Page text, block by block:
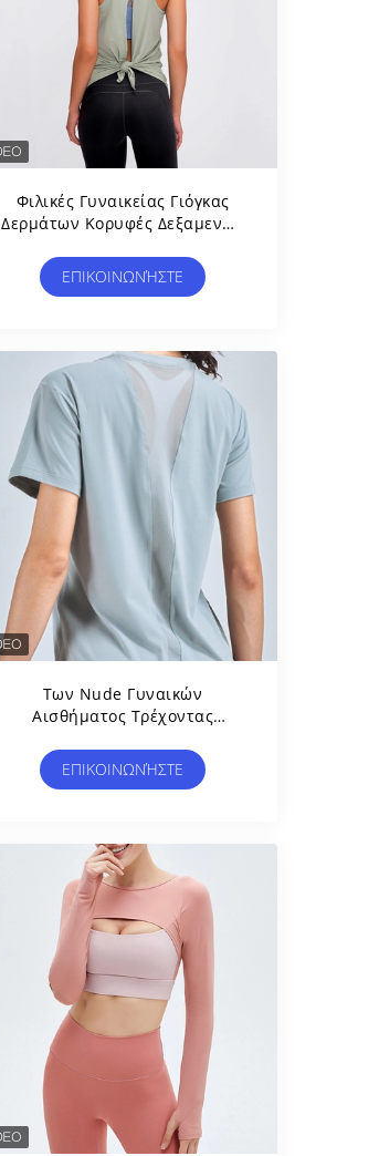
Φιλικές Γυναικείας Γιόγκας
Δερμάτων Κορυφές Δεξαμενών
Πίσω Χαλαρές Αμάνικες
ΕΠΙΚΟΙΝΩΝΉΣΤΕ
Των Nude Γυναικών
Αισθήματος Τρέχοντας
Μανικιών Γιόγκας Γυναικών
Ανώτατου Πλέγματος
ΕΠΙΚΟΙΝΩΝΉΣΤΕ